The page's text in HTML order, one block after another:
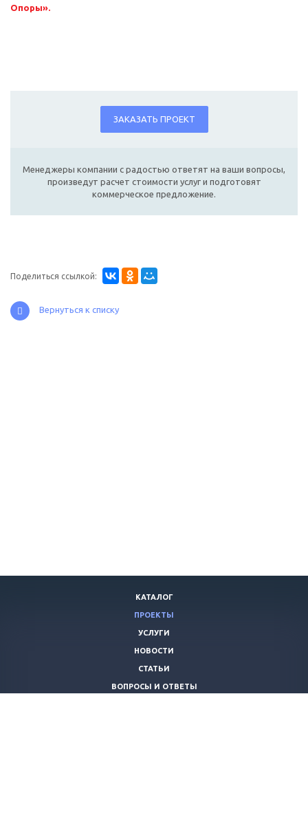
Опоры».
ЗАКАЗАТЬ ПРОЕКТ
Менеджеры компании с радостью ответят на ваши вопросы,
произведут расчет стоимости услуг и подготовят
коммерческое предложение.
Поделиться ссылкой:
Вернуться к списку
КАТАЛОГ
ПРОЕКТЫ
УСЛУГИ
НОВОСТИ
СТАТЬИ
ВОПРОСЫ И ОТВЕТЫ